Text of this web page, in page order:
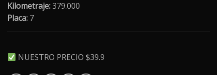
Kilometraje:379.000
Placa: 7
NUESTRO PRECIO $39.9